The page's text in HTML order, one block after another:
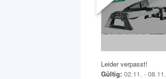
Leider verpasst!
Gültig: 02.11. - 08.11.